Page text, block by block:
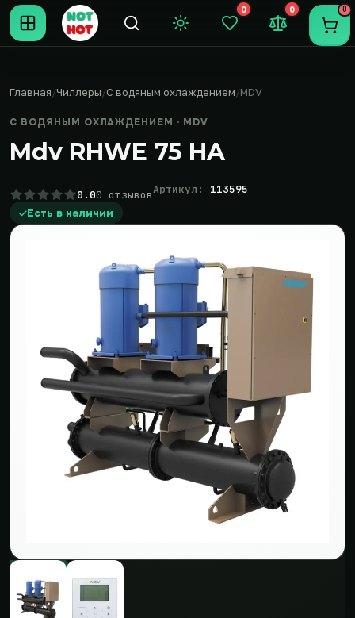
Темная тема
0
Закладки (0)
0
Сравнение
0
Главная Чиллеры С водяным охлаждением MDV
С ВОДЯНЫМ ОХЛАЖДЕНИЕМ · MDV
Mdv RHWE 75 HA
0.00 отзывовАртикул: 113595
Есть в наличии